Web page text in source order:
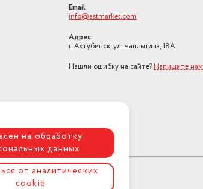
Email
info@astmarket.com
Адрес
г. Ахтубинск, ул. Чаплыгина, 18А
Нашли ошибку на сайте? Напишите нам
на обработку
данных
от аналитических
cookie